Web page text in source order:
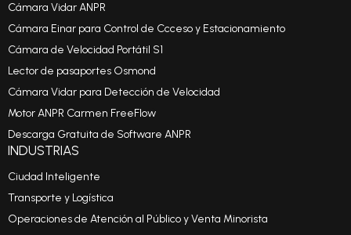
Cámara Vidar ANPR
Cámara Einar para Control de Ccceso y Estacionamiento
Cámara de Velocidad Portátil S1
Lector de pasaportes Osmond
Cámara Vidar para Detección de Velocidad
Motor ANPR Carmen FreeFlow
Descarga Gratuita de Software ANPR
INDUSTRIAS
Ciudad Inteligente
Transporte y Logística
Operaciones de Atención al Público y Venta Minorista